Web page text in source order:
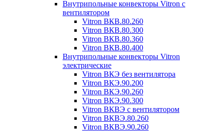
Внутрипольные конвекторы Vitron с
вентилятором
Vitron ВКВ.80.260
Vitron ВКВ.80.300
Vitron ВКВ.80.360
Vitron ВКВ.80.400
Внутрипольные конвекторы Vitron
электрические
Vitron ВКЭ без вентилятора
Vitron ВКЭ.90.200
Vitron ВКЭ.90.260
Vitron ВКЭ.90.300
Vitron ВКВЭ с вентилятором
Vitron ВКВЭ.80.260
Vitron ВКВЭ.90.260